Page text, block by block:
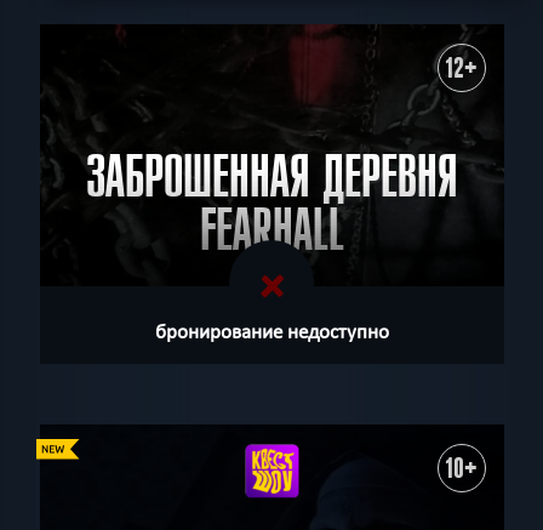
12+
ЗАБРОШЕННАЯ ДЕРЕВНЯ
FEARHALL
бронирование недоступно
10+